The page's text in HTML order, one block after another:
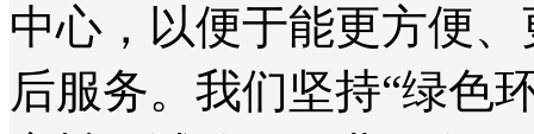
中心，以便于能更方便
后服务。我们坚持“绿色